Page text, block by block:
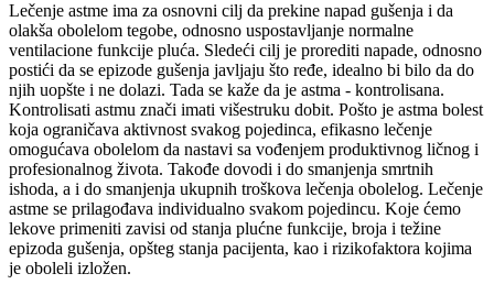
Lečenje astme ima za osnovni cilj da prekine napad gušenja i da
olakša obolelom tegobe, odnosno uspostavljanje normalne
ventilacione funkcije pluća. Sledeći cilj je prorediti napade, odnosno
postići da se epizode gušenja javljaju što ređe, idealno bi bilo da do
njih uopšte i ne dolazi. Tada se kaže da je astma - kontrolisana.
Kontrolisati astmu znači imati višestruku dobit. Pošto je astma bolest
koja ograničava aktivnost svakog pojedinca, efikasno lečenje
omogućava obolelom da nastavi sa vođenjem produktivnog ličnog i
profesionalnog života. Takođe dovodi i do smanjenja smrtnih
ishoda, a i do smanjenja ukupnih troškova lečenja obolelog. Lečenje
astme se prilagođava individualno svakom pojedincu. Koje ćemo
lekove primeniti zavisi od stanja plućne funkcije, broja i težine
epizoda gušenja, opšteg stanja pacijenta, kao i rizikofaktora kojima
je oboleli izložen.